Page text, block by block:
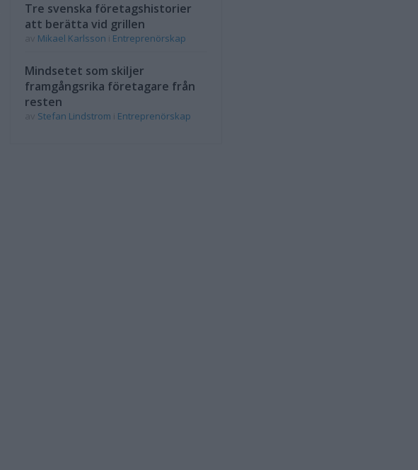
Tre svenska företagshistorier
att berätta vid grillen
Mikael Karlsson Entreprenörskap
Mindsetet som skiljer
framgångsrika företagare från
resten
Stefan Lindstrom Entreprenörskap